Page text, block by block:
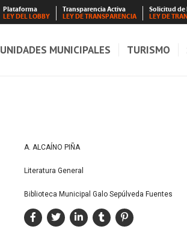
Plataforma
LEY DEL LOBBY
Transparencia Activa
LEY DE TRANSPARENCIA
Solicitud
LEY DE
UNIDADES MUNICIPALES TURISMO
A. ALCAÍNO PIÑA
Literatura General
Biblioteca Municipal Galo Sepúlveda Fuentes